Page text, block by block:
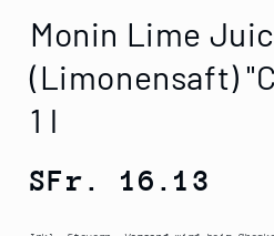
Monin Lime
(Limonensaft)
1 l
Normaler
SFr. 16.13